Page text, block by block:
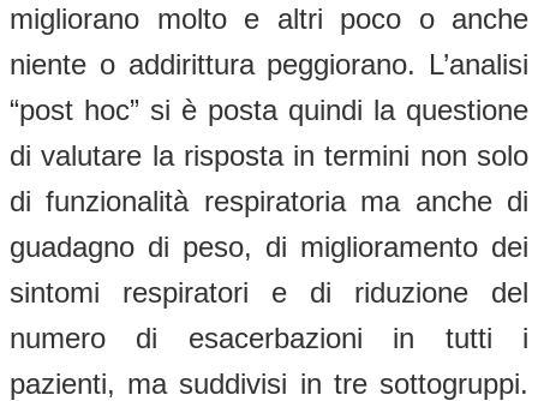
migliorano molto e altri poco o anche
niente o addirittura peggiorano. L’analisi
“post hoc” si è posta quindi la questione
di valutare la risposta in termini non solo
di funzionalità respiratoria ma anche di
guadagno di peso, di miglioramento dei
sintomi respiratori e di riduzione del
numero di esacerbazioni in tutti i
pazienti, ma suddivisi in tre sottogruppi.